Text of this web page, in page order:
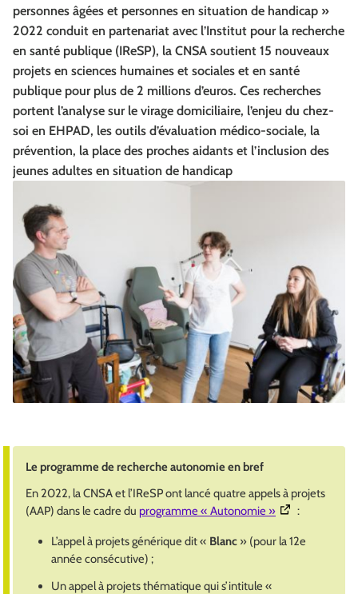
personnes âgées et personnes en situation de handicap »
2022 conduit en partenariat avec l’Institut pour la recherche
en santé publique (IReSP), la CNSA soutient 15 nouveaux
projets en sciences humaines et sociales et en santé
publique pour plus de 2 millions d’euros. Ces recherches
portent l’analyse sur le virage domiciliaire, l’enjeu du chez-
soi en EHPAD, les outils d’évaluation médico-sociale, la
prévention, la place des proches aidants et l’inclusion des
jeunes adultes en situation de handicap
Le programme de recherche autonomie en bref
En 2022, la CNSA et l’IReSP ont lancé quatre appels à projets
(AAP) dans le cadre du programme « Autonomie »(Ouverture
:
L’appel à projets générique dit « Blanc » (pour la 12e
année consécutive) ;
Un appel à projets thématique qui s’intitule «